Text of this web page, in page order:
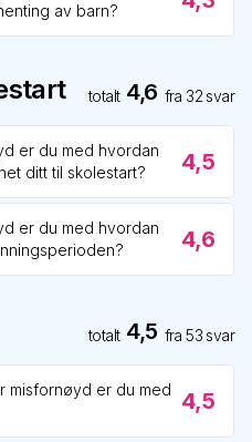
av barn?
totalt 4,6 fra 32 svar
er du med hvordan
ditt til skolestart?
4,5
er du med hvordan
4,6
totalt 4,5 fra53 svar
misfornøyd er du med
4,5